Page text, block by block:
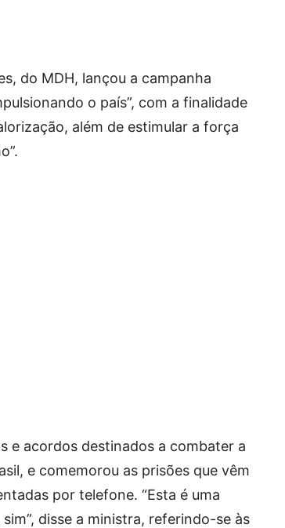
do MDH, lançou a campanha
o país”, com a finalidade
além de estimular a força
e acordos destinados a combater a
e comemorou as prisões que vêm
por telefone. “Esta é uma
disse a ministra, referindo-se às